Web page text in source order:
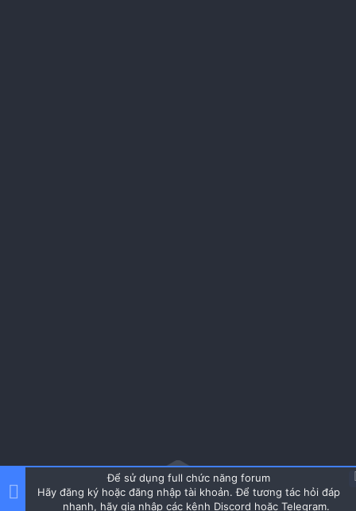
Để sử dụng full chức năng forum
Hãy đăng ký hoặc đăng nhập tài khoản. Để tương tác hỏi đáp
nhanh, hãy gia nhập các kênh Discord hoặc Telegram.